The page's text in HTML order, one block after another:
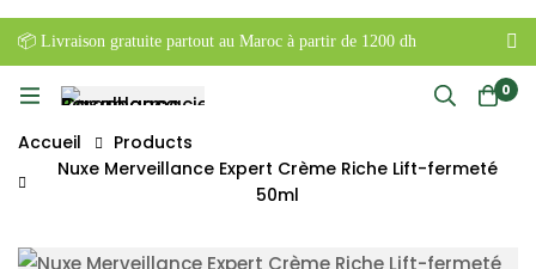
📦 Livraison gratuite partout au Maroc à partir de 1200 dh
0
Accueil
Products
Nuxe Merveillance Expert Crème Riche Lift-fermeté
50ml